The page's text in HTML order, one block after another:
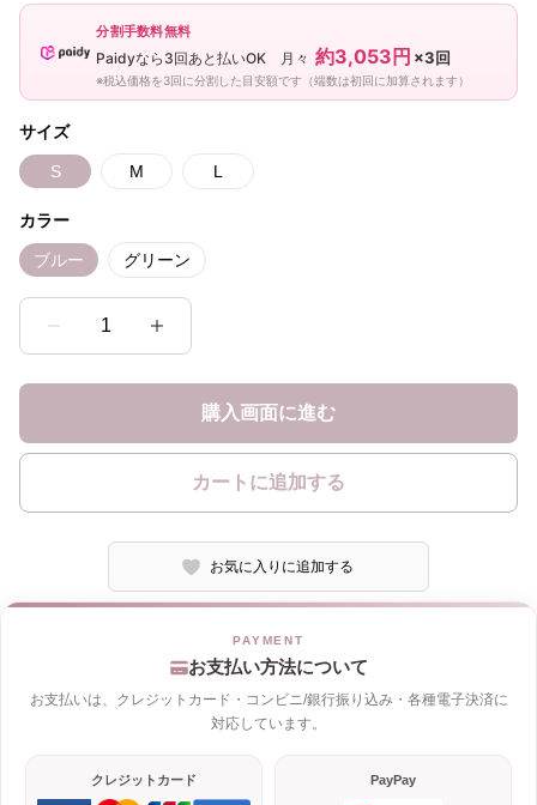
分割手数料無料
Paidyなら3回あと払いOK 月々 約3,053円 ×3回
※税込価格を3回に分割した目安額です（端数は初回に加算されます）
サイズ
S M L
カラー
ブルー グリーン
1
購入画面に進む
カートに追加する
お気に入りに追加する
お支払い方法について
お支払いは、クレジットカード・コンビニ/銀行振り込み・各種電子決済に
対応しています。
クレジットカード PayPay